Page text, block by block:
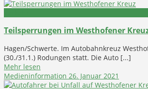
Teilsperrungen im Westhofener
Hagen/Schwerte. Im Autobahnkreuz
(30./31.1.) Rodungen statt. Die Auto [...]
Mehr lesen
Medieninformation 26. Januar 2021